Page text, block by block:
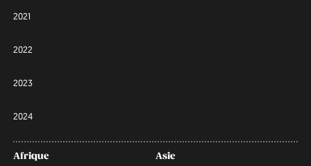
2021
2022
2023
2024
Afrique
Asie